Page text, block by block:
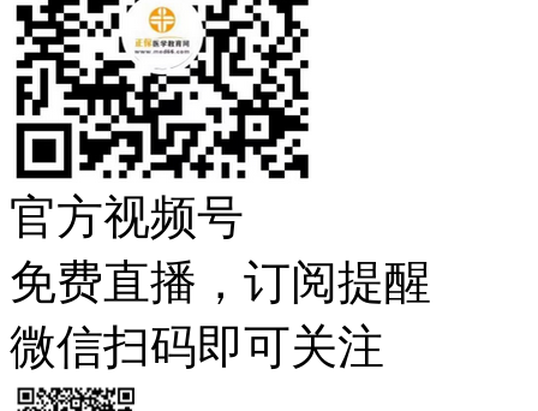
官方视频号
免费直播，订阅提醒
微信扫码即可关注